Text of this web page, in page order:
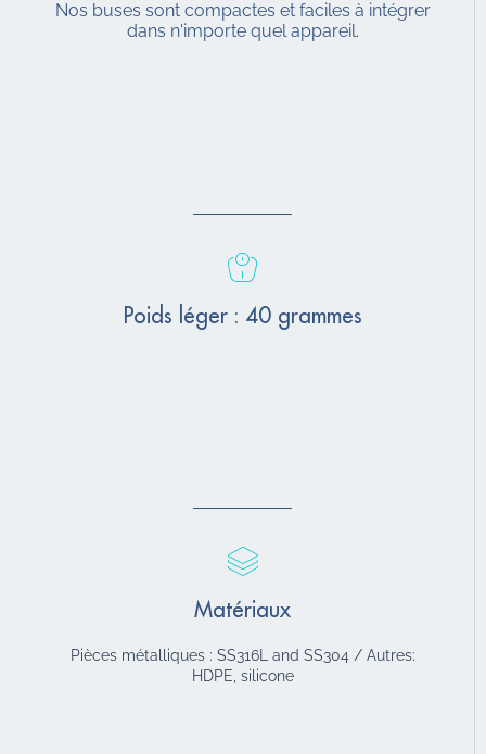
Nos buses sont compactes et faciles à intégrer
dans n'importe quel appareil.
Poids léger : 40 grammes
Matériaux
Pièces métalliques : SS316L and SS304 / Autres:
HDPE, silicone